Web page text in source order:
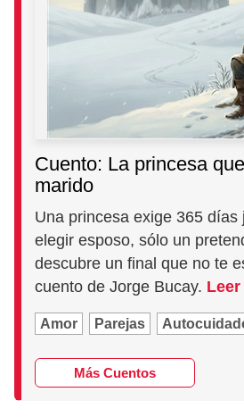
Cuento: La princesa
marido
Una princesa exige 365 días
elegir esposo, sólo un
descubre un final que no te
cuento de Jorge Bucay.
Amor Parejas
Más Cuentos